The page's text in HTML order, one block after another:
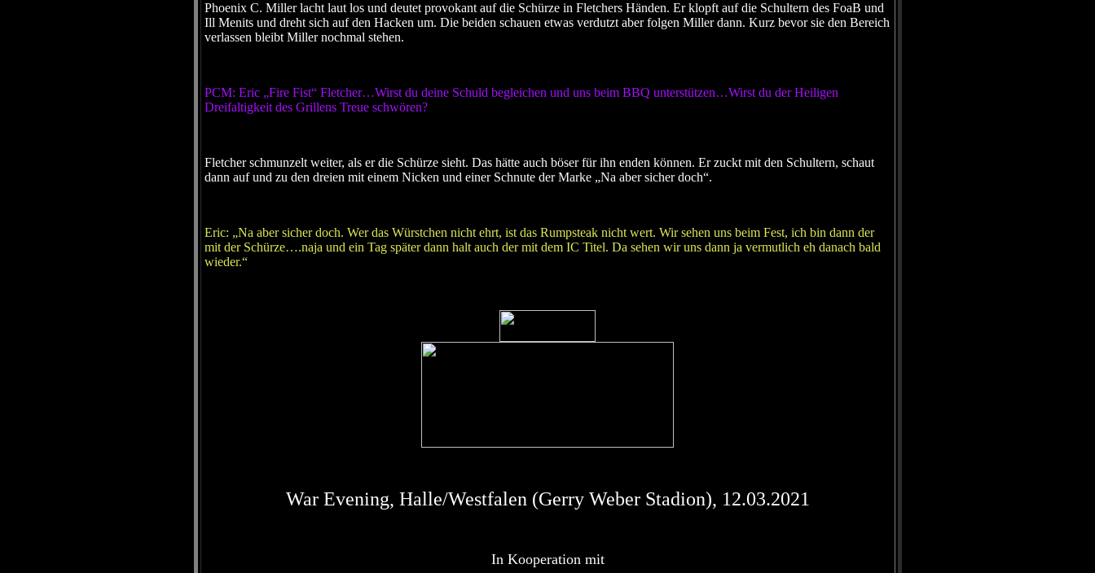
Phoenix C. Miller lacht laut los und deutet provokant auf die Schürze in Fletchers Händen. Er klopft auf die Schultern des FoaB und
Ill Menits und dreht sich auf den Hacken um. Die beiden schauen etwas verdutzt aber folgen Miller dann. Kurz bevor sie den Bereich
verlassen bleibt Miller nochmal stehen.
PCM: Eric „Fire Fist“ Fletcher…Wirst du deine Schuld begleichen und uns beim BBQ unterstützen…Wirst du der Heiligen
Dreifaltigkeit des Grillens Treue schwören?
Fletcher schmunzelt weiter, als er die Schürze sieht. Das hätte auch böser für ihn enden können. Er zuckt mit den Schultern, schaut
dann auf und zu den dreien mit einem Nicken und einer Schnute der Marke „Na aber sicher doch“.
Eric: „Na aber sicher doch. Wer das Würstchen nicht ehrt, ist das Rumpsteak nicht wert. Wir sehen uns beim Fest, ich bin dann der
mit der Schürze….naja und ein Tag später dann halt auch der mit dem IC Titel. Da sehen wir uns dann ja vermutlich eh danach bald
wieder.“
War Evening, Halle/Westfalen (Gerry Weber Stadion), 12.03.2021
In Kooperation mit